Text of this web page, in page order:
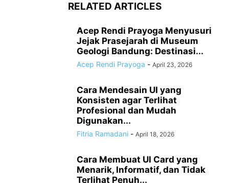
RELATED ARTICLES
Acep Rendi Prayoga Menyusuri
Jejak Prasejarah di Museum
Geologi Bandung: Destinasi...
Acep Rendi Prayoga - April 23, 2026
Cara Mendesain UI yang
Konsisten agar Terlihat
Profesional dan Mudah
Digunakan...
Fitria Ramadani - April 18, 2026
Cara Membuat UI Card yang
Menarik, Informatif, dan Tidak
Terlihat Penuh...